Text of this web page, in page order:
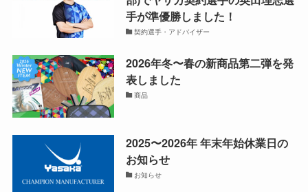
手が準優勝しました！
契約選手・アドバイザー
2026年冬〜春の新商品第二弾を発
表しました
商品
2025〜2026年 年末年始休業日の
お知らせ
お知らせ